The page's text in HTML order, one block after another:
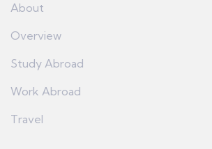
About
Overview
Study Abroad
Work Abroad
Travel